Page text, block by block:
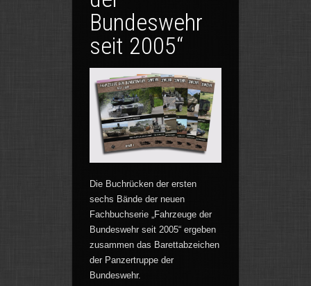
Bundeswehr
seit 2005“
Die Buchrücken der ersten
sechs Bände der neuen
Fachbuchserie „Fahrzeuge der
Bundeswehr seit 2005“ ergeben
zusammen das Barettabzeichen
der Panzertruppe der
Bundeswehr.